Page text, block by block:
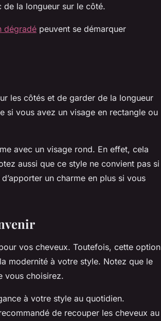
la longueur sur le côté.
dégradé peuvent se démarquer
les côtés et de garder de la longueur
si vous avez un visage en rectangle ou
avec un visage rond. En effet, cela
aussi que ce style ne convient pas si
un charme en plus si vous
vos cheveux. Toutefois, cette option
modernité à votre style. Notez que le
vous choisirez.
à votre style au quotidien.
de recouper les cheveux au